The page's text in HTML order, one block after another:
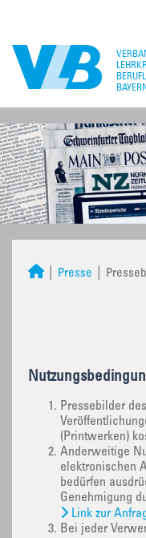
Presse
Pressebilder
(Printwerken)
Anderweitige
elektronischen
bedürfen
Genehmigung
Link zur
Bei jeder